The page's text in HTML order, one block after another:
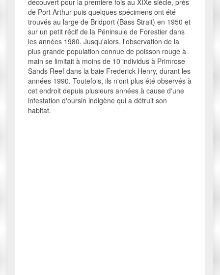
découvert pour la première fois au XIXe siècle, près
de Port Arthur puis quelques spécimens ont été
trouvés au large de Bridport (Bass Strait) en 1950 et
sur un petit récif de la Péninsule de Forestier dans
les années 1980. Jusqu'alors, l'observation de la
plus grande population connue de poisson rouge à
main se limitait à moins de 10 individus à Primrose
Sands Reef dans la baie Frederick Henry, durant les
années 1990. Toutefois, ils n'ont plus été observés à
cet endroit depuis plusieurs années à cause d'une
infestation d'oursin indigène qui a détruit son
habitat.